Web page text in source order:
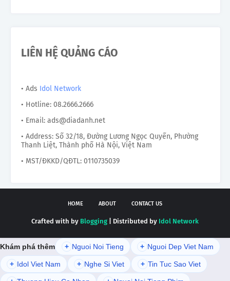
LIÊN HỆ QUẢNG CÁO
• Ads Idol Network
• Hotline: 08.2666.2666
• Email: ads@diadanh.net
• Address: Số 32/18, Đường Lương Ngọc Quyến, Phường
Thanh Liệt, Thành phố Hà Nội, Việt Nam
• MST/ĐKKD/QĐTL: 0110735039
HOME ABOUT CONTACT US
Crafted with by Blogging | Distributed by Idol Network
Khám phá thêm + Nguoi Noi Tieng + Nguoi Dep Viet Nam
+ Idol Viet Nam + Nghe Si Viet + Tin Tuc Sao Viet